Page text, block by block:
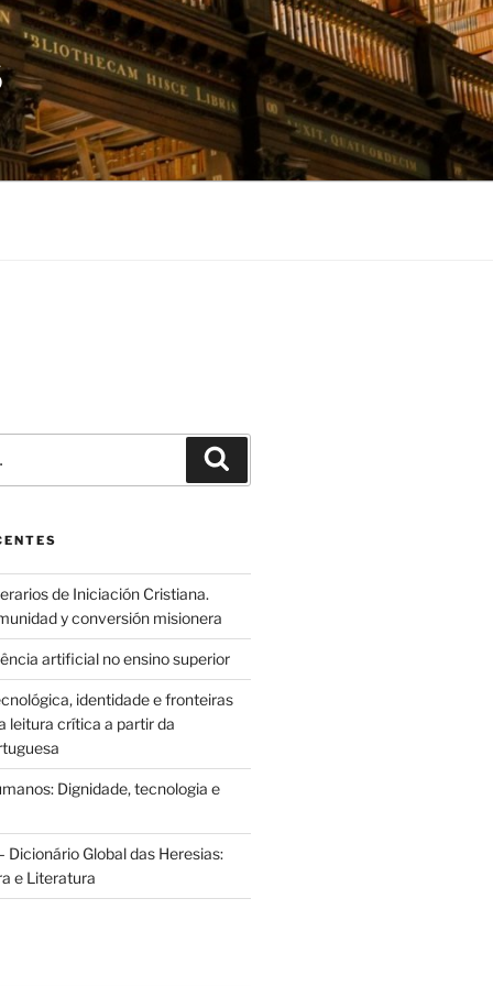
de Iniciación Cristiana.
y conversión misionera
artificial no ensino superior
identidade e fronteiras
leitura crítica a partir da
Dignidade, tecnologia e
Dicionário Global das Heresias:
e Literatura